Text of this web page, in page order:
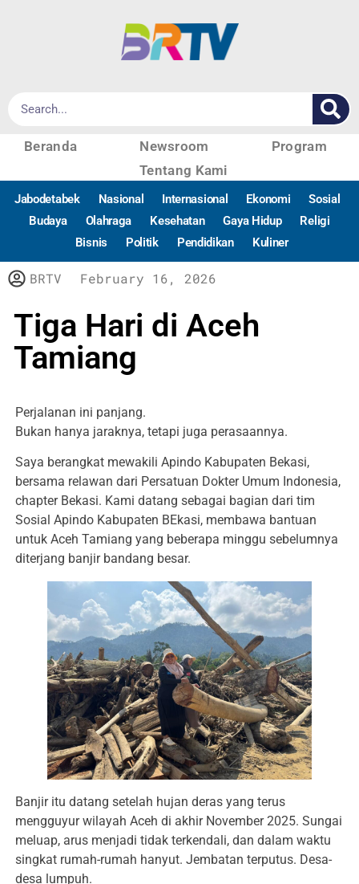
Beranda Newsroom
Program
Tentang Kami
Jabodetabek Nasional Internasional Ekonomi
Sosial
Budaya
Olahraga Kesehatan Gaya Hidup
Religi
Bisnis
Politik Pendidikan Kuliner
BRTV February 16, 2026
Tiga Hari di Aceh
Tamiang
Perjalanan ini panjang.
Bukan hanya jaraknya, tetapi juga perasaannya.
Saya berangkat mewakili Apindo Kabupaten Bekasi,
bersama relawan dari Persatuan Dokter Umum Indonesia,
chapter Bekasi. Kami datang sebagai bagian dari tim
Sosial Apindo Kabupaten BEkasi, membawa bantuan
untuk Aceh Tamiang yang beberapa minggu sebelumnya
diterjang banjir bandang besar.
Banjir itu datang setelah hujan deras yang terus
mengguyur wilayah Aceh di akhir November 2025. Sungai
meluap, arus menjadi tidak terkendali, dan dalam waktu
singkat rumah-rumah hanyut. Jembatan terputus. Desa-
desa lumpuh.